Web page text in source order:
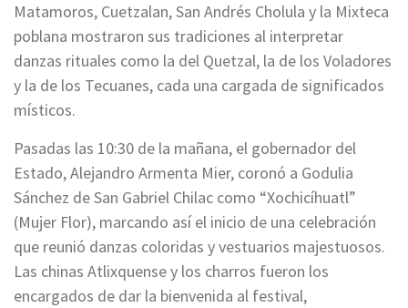
Matamoros, Cuetzalan, San Andrés Cholula y la Mixteca
poblana mostraron sus tradiciones al interpretar
danzas rituales como la del Quetzal, la de los Voladores
y la de los Tecuanes, cada una cargada de significados
místicos.
Pasadas las 10:30 de la mañana, el gobernador del
Estado, Alejandro Armenta Mier, coronó a Godulia
Sánchez de San Gabriel Chilac como “Xochicíhuatl”
(Mujer Flor), marcando así el inicio de una celebración
que reunió danzas coloridas y vestuarios majestuosos.
Las chinas Atlixquense y los charros fueron los
encargados de dar la bienvenida al festival,